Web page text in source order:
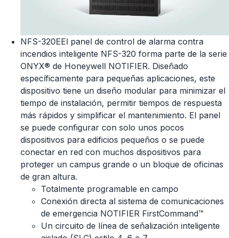
NFS-320EEl panel de control de alarma contra
incendios inteligente NFS-320 forma parte de la serie
ONYX® de Honeywell NOTIFIER. Diseñado
específicamente para pequeñas aplicaciones, este
dispositivo tiene un diseño modular para minimizar el
tiempo de instalación, permitir tiempos de respuesta
más rápidos y simplificar el mantenimiento. El panel
se puede configurar con solo unos pocos
dispositivos para edificios pequeños o se puede
conectar en red con muchos dispositivos para
proteger un campus grande o un bloque de oficinas
de gran altura.
Totalmente programable en campo
Conexión directa al sistema de comunicaciones
de emergencia NOTIFIER FirstCommand™
Un circuito de línea de señalización inteligente